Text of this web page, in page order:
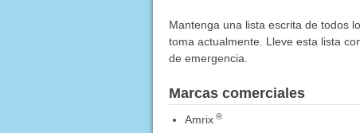
Mantenga una lista escrita de todos
toma actualmente. Lleve esta lista
de emergencia.
Marcas comerciales
Amrix ®